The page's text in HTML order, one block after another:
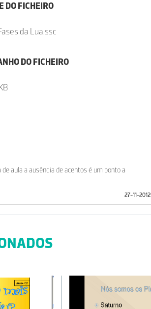
DO FICHEIRO
da Lua.ssc
DO FICHEIRO
aula a ausência de acentos é um ponto a
27-11-2012